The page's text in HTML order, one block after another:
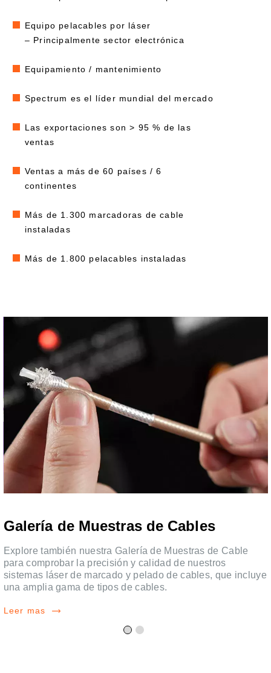
Equipo pelacables por láser
– Principalmente sector electrónica
Equipamiento / mantenimiento
Spectrum es el líder mundial del mercado
Las exportaciones son > 95 % de las
ventas
Ventas a más de 60 países / 6
continentes
Más de 1.300 marcadoras de cable
instaladas
Más de 1.800 pelacables instaladas
Galería de Muestras de Cables
Explore también nuestra Galería de Muestras de Cable
para comprobar la precisión y calidad de nuestros
sistemas láser de marcado y pelado de cables, que incluye
una amplia gama de tipos de cables.
Leer mas